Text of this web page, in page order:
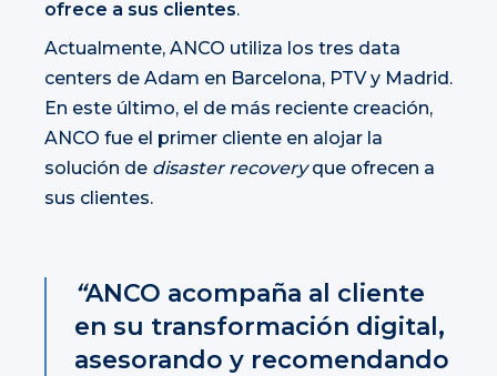
ofrece a sus clientes.
Actualmente, ANCO utiliza los tres data
centers de Adam en Barcelona, PTV y Madrid.
En este último, el de más reciente creación,
ANCO fue el primer cliente en alojar la
solución de disaster recoveryque ofrecen a
sus clientes.
“ANCO acompaña al cliente
en su transformación digital,
asesorando y recomendando